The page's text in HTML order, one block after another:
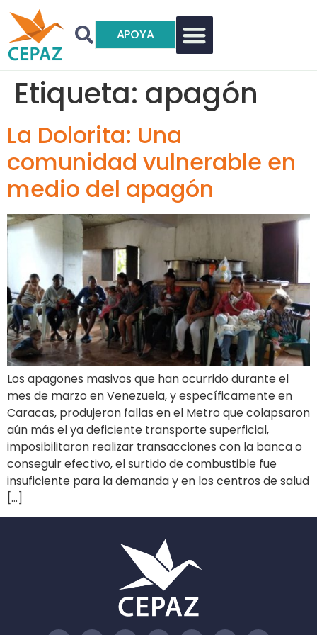
APOYA
Etiqueta: apagón
La Dolorita: Una
comunidad vulnerable en
medio del apagón
Los apagones masivos que han ocurrido durante el
mes de marzo en Venezuela, y específicamente en
Caracas, produjeron fallas en el Metro que colapsaron
aún más el ya deficiente transporte superficial,
imposibilitaron realizar transacciones con la banca o
conseguir efectivo, el surtido de combustible fue
insuficiente para la demanda y en los centros de salud
[…]